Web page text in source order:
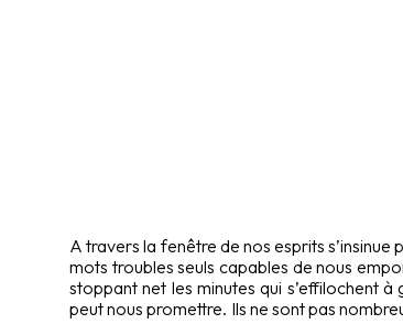
A travers la fenêtre de nos esprits
mots troubles seuls capables de nous
stoppant net les minutes qui s’effilochent
peut nous promettre. Ils ne sont pas